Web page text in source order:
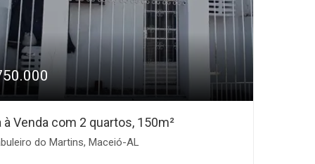
à Venda com 2 quartos, 150m²
do Martins, Maceió-AL